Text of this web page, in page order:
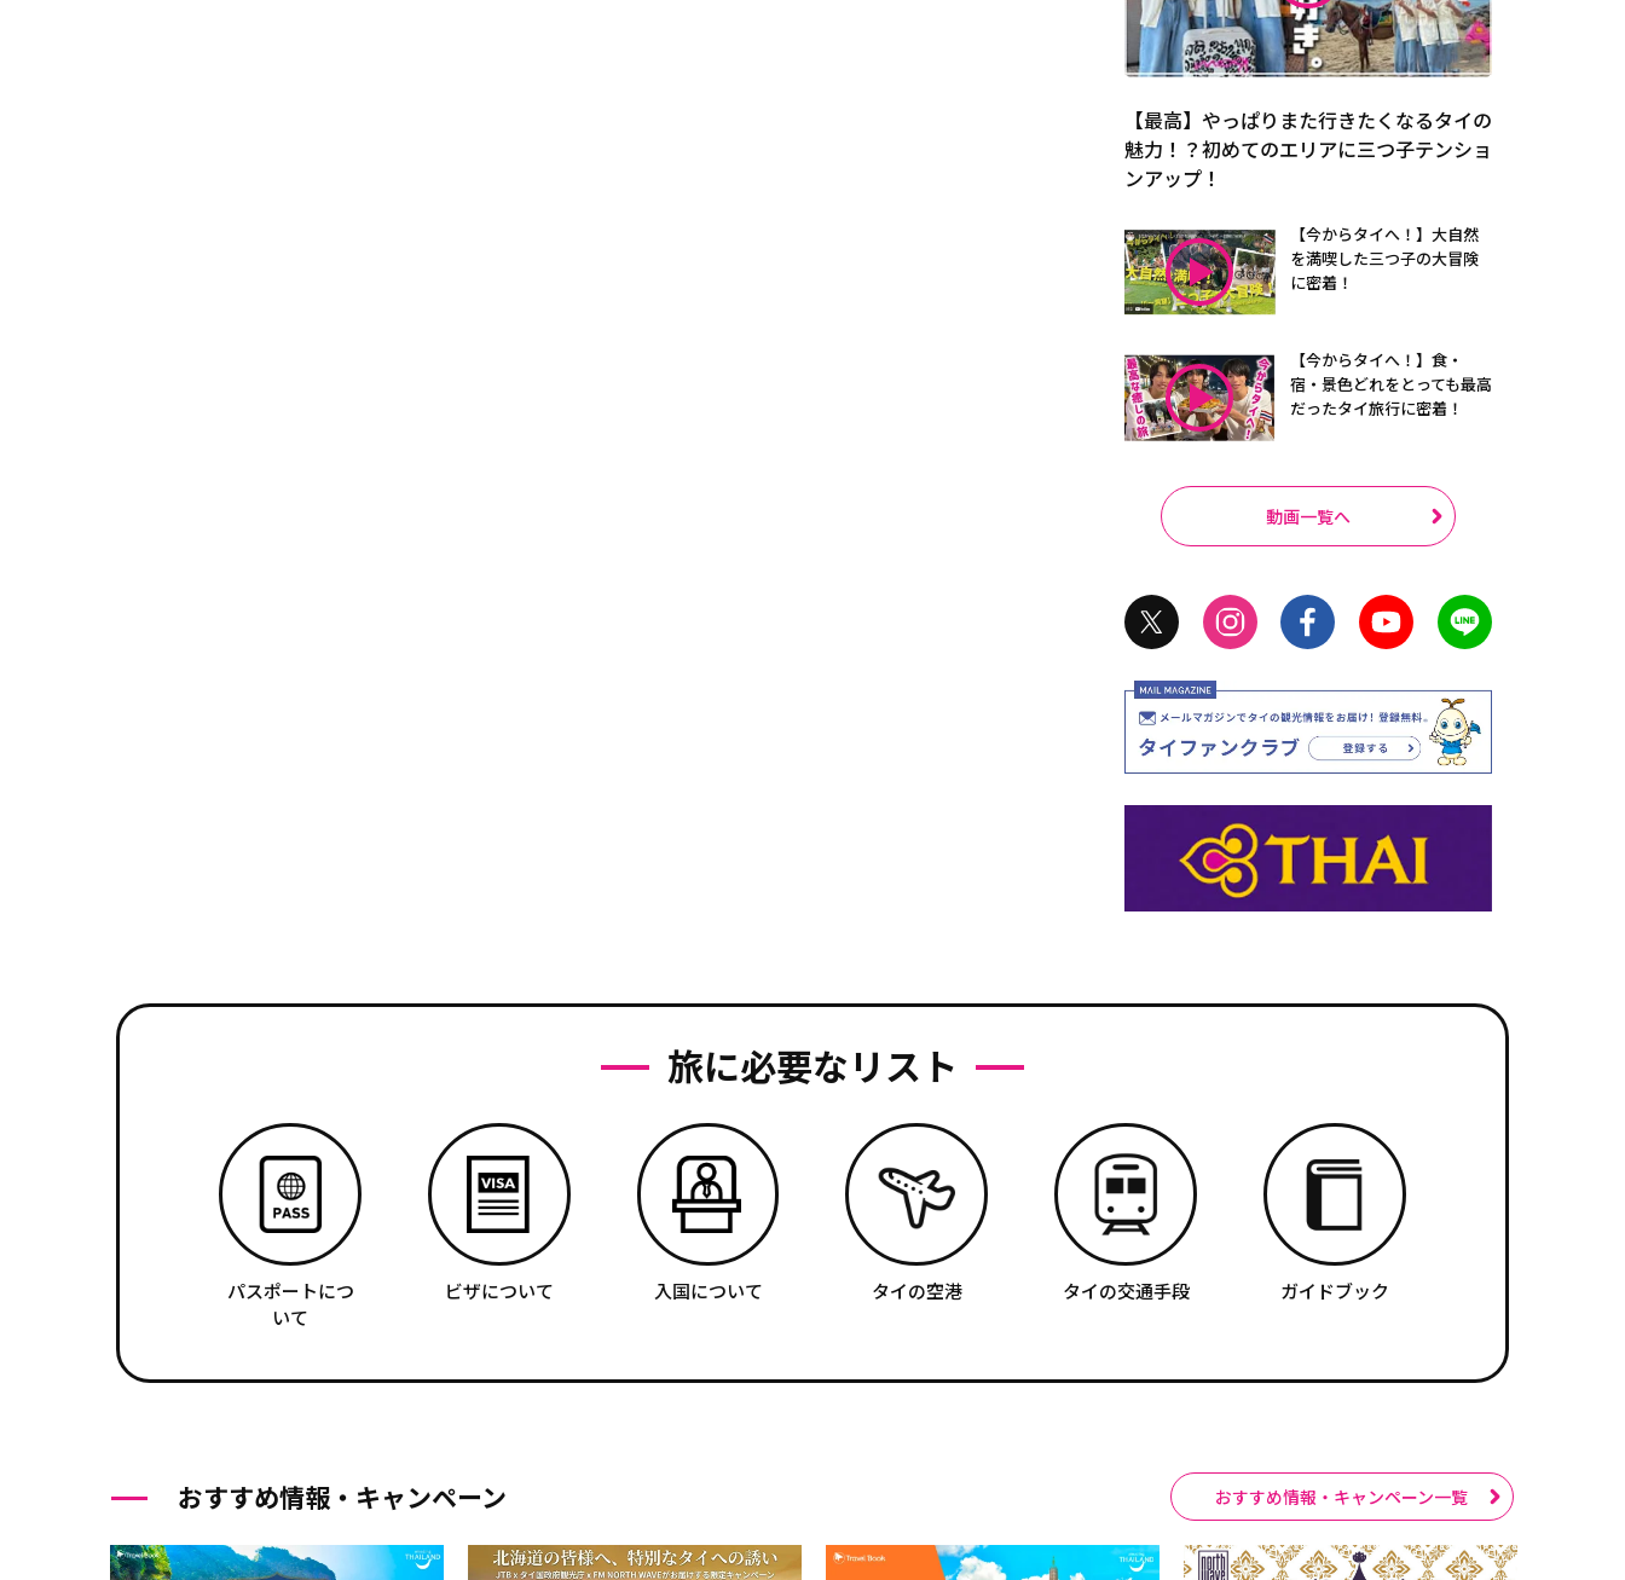
【最高】やっぱりまた行きたくなるタイの
魅力！？初めてのエリアに三つ子テンショ
ンアップ！
【今からタイへ！】大自然
を満喫した三つ子の大冒険
に密着！
【今からタイへ！】食・
宿・景色どれをとっても最高
だったタイ旅行に密着！
動画一覧へ
旅に必要なリスト
パスポートにつ
いて
ビザについて 入国について タイの空港 タイの交通手段 ガイドブック
おすすめ情報・キャンペーン おすすめ情報・キャンペーン一覧